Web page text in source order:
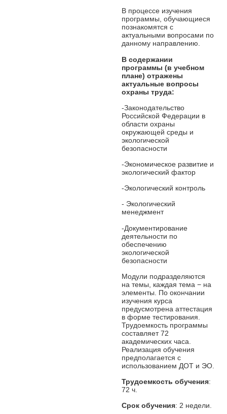
В процессе изучения
программы, обучающиеся
познакомятся с
актуальными вопросами по
данному направлению.
В содержании
программы (в учебном
плане) отражены
актуальные вопросы
охраны труда:
-Законодательство
Российской Федерации в
области охраны
окружающей среды и
экологической
безопасности
-Экономическое развитие и
экологический фактор
-Экологический контроль
- Экологический
менеджмент
-Документирование
деятельности по
обеспечению
экологической
безопасности
Модули подразделяются
на темы, каждая тема − на
элементы. По окончании
изучения курса
предусмотрена аттестация
в форме тестирования.
Трудоемкость программы
составляет 72
академических часа.
Реализация обучения
предполагается с
использованием ДОТ и ЭО.
Трудоемкость обучения:
72 ч.
Срок обучения: 2 недели.